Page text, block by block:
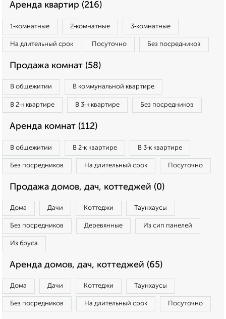
Аренда квартир (216)
1‑комнатные 2‑комнатные 3‑комнатные
На длительный срок Посуточно Без посредников
Продажа комнат (58)
В общежитии В коммунальной квартире
В 2‑к квартире В 3‑к квартире Без посредников
Аренда комнат (112)
В общежитии В 2‑к квартире В 3‑к квартире
Без посредников На длительный срок Посуточно
Продажа домов, дач, коттеджей (0)
Дома Дачи Коттеджи Таунхаусы
Без посредников Деревянные Из сип панелей
Из бруса
Аренда домов, дач, коттеджей (65)
Дома Дачи Коттеджи Таунхаусы
Без посредников На длительный срок Посуточно